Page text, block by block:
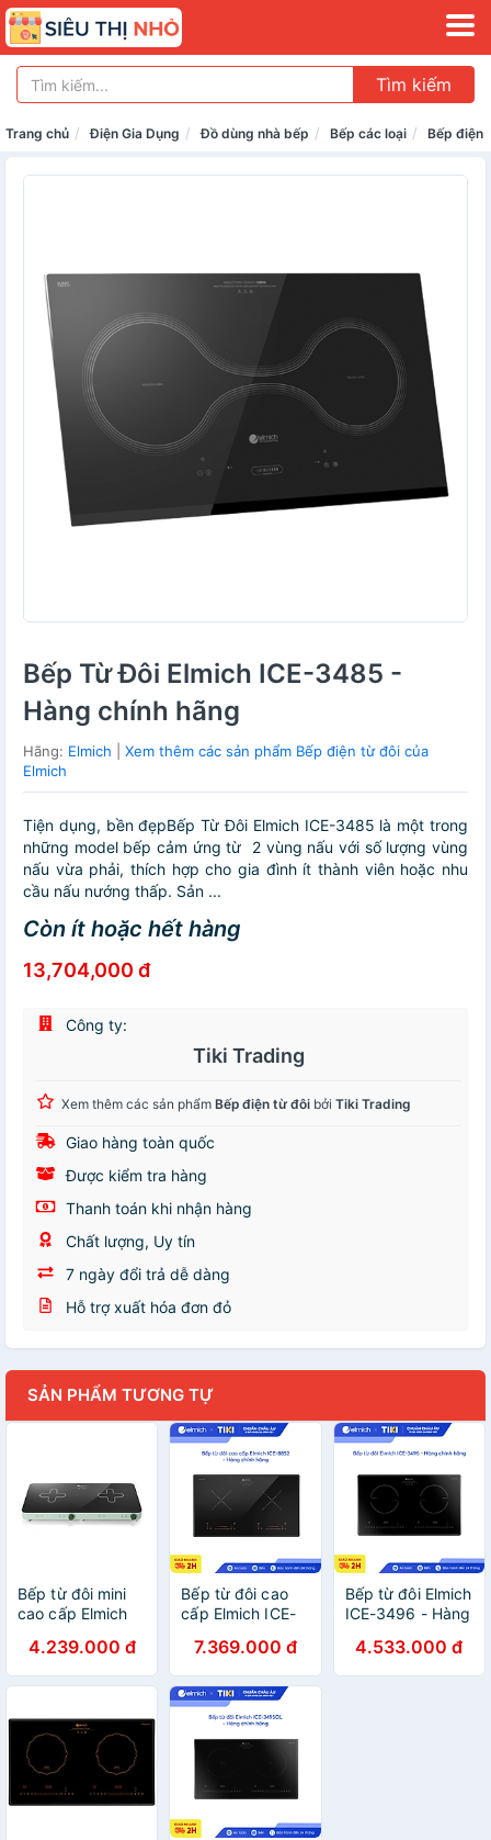
Tìm kiếm
Trang chủ Điện Gia Dụng Đồ dùng nhà bếp Bếp các loại Bếp điện
Bếp Từ Đôi Elmich ICE-3485 -
Hàng chính hãng
Hãng: Elmich
Xem thêm các sản phẩm Bếp điện từ đôi của
Elmich
Tiện dụng, bền đẹpBếp Từ Đôi Elmich ICE-3485 là một trong
những model bếp cảm ứng từ 2 vùng nấu với số lượng vùng
nấu vừa phải, thích hợp cho gia đình ít thành viên hoặc nhu
cầu nấu nướng thấp. Sản ...
Còn ít hoặc hết hàng
13,704,000 đ
Công ty:
Tiki Trading
Xem thêm các sản phẩm Bếp điện từ đôi bởi Tiki Trading
Giao hàng toàn quốc
Được kiểm tra hàng
Thanh toán khi nhận hàng
Chất lượng, Uy tín
7 ngày đổi trả dễ dàng
Hỗ trợ xuất hóa đơn đỏ
SẢN PHẨM TƯƠNG TỰ
Bếp từ đôi mini
cao cấp Elmich
chính hãng
4.239.000 đ
Bếp từ đôi cao
cấp Elmich ICE-
chính hãng
7.369.000 đ
Bếp từ đôi Elmich
ICE-3496 - Hàng
4.533.000 đ